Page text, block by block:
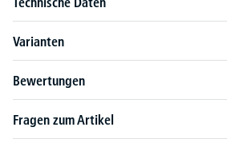
Varianten
Bewertungen
Fragen zum Artikel